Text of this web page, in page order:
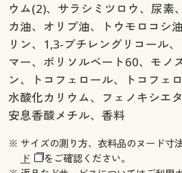
ウム(2)、サラシミツロウ、尿素
カ油、オリブ油、トウモロコシ
リン、1,3-ブチレングリコール
マー、ポリソルベート60、モノ
ン、トコフェロール、トコフェ
水酸化カリウム、フェノキシエ
安息香酸メチル、香料
※ サイズの測り方、衣料品のヌード寸
ド
をご確認ください。